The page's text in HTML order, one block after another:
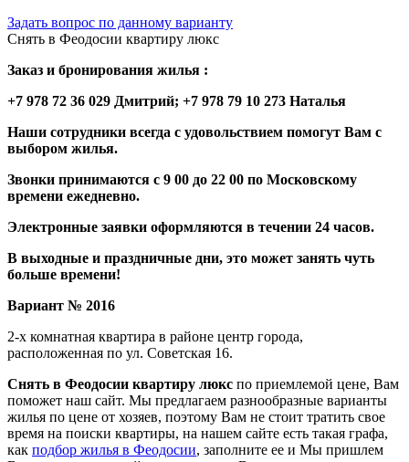
Задать вопрос по данному варианту
Снять в Феодосии квартиру люкс
Заказ и бронирования жилья :
+7 978 72 36 029 Дмитрий; +7 978 79 10 273 Наталья
Наши сотрудники всегда с удовольствием помогут Вам с
выбором жилья.
Звонки принимаются с 9 00 до 22 00 по Московскому
времени ежедневно.
Электронные заявки оформляются в течении 24 часов.
В выходные и праздничные дни, это может занять чуть
больше времени!
Вариант № 2016
2-х комнатная квартира в районе центр города,
расположенная по ул. Советская 16.
Снять в Феодосии квартиру люкс по приемлемой цене, Вам
поможет наш сайт. Мы предлагаем разнообразные варианты
жилья по цене от хозяев, поэтому Вам не стоит тратить свое
время на поиски квартиры, на нашем сайте есть такая графа,
как подбор жилья в Феодосии, заполните ее и Мы пришлем